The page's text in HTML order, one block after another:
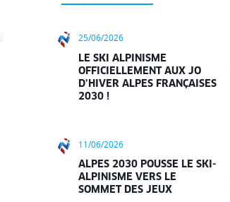
25/06/2026
LE SKI ALPINISME
OFFICIELLEMENT AUX JO
D’HIVER ALPES FRANÇAISES
2030 !
11/06/2026
ALPES 2030 POUSSE LE SKI-
ALPINISME VERS LE
SOMMET DES JEUX